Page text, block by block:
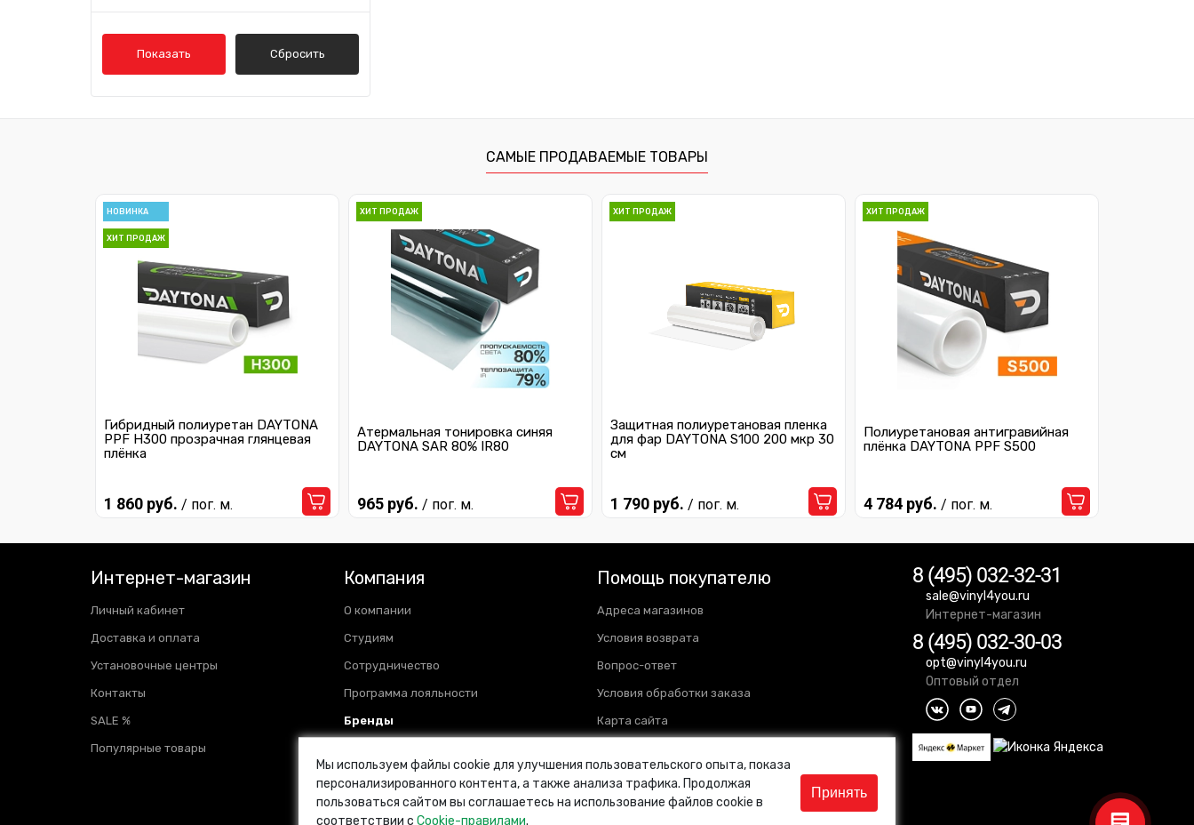
Alfa Romeo
Chery
Chevrolet
Chrysler
Daewoo
Dodge
Ferrari
Fiat
Honda
Hummer
Hyundai
Jaguar
Показать Сбросить
САМЫЕ ПРОДАВАЕМЫЕ ТОВАРЫ
НОВИНКА
ХИТ ПРОДАЖ
Гибридный полиуретан DAYTONA
PPF H300 прозрачная глянцевая
плёнка
1 860 руб. / пог. м.
ХИТ ПРОДАЖ
Атермальная тонировка синяя
DAYTONA SAR 80% IR80
965 руб. / пог. м.
ХИТ ПРОДАЖ
Защитная полиуретановая пленка
для фар DAYTONA S100 200 мкр 30
см
1 790 руб. / пог. м.
ХИТ ПРОДАЖ
Полиуретановая антигравийная
плёнка DAYTONA PPF S500
4 784 руб. / пог. м.
Интернет-магазин
Личный кабинет
Доставка и оплата
Установочные центры
Контакты
SALE %
Популярные товары
Компания
О компании
Студиям
Сотрудничество
Программа лояльности
Бренды
Новости
Блог
Помощь покупателю
Адреса магазинов
Условия возврата
Вопрос-ответ
Условия обработки заказа
Карта сайта
8 (495) 032-32-31
sale@vinyl4you.ru
Интернет-магазин
8 (495) 032-30-03
opt@vinyl4you.ru
Оптовый отдел
Мы используем файлы cookie для улучшения пользовательского опыта, показа
персонализированного контента, а также анализа трафика. Продолжая
пользоваться сайтом вы соглашаетесь на использование файлов cookie в
соответствии с Cookie-правилами.
Принять